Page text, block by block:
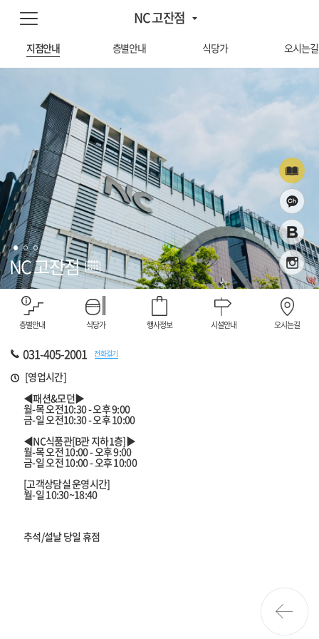
NC 고잔점
지점안내 층별안내 식당가 오시는길
NC 고잔점
층별안내 식당가 행사정보 시설안내 오시는길
031-405-2001 전화걸기
[영업시간]
◀패션&모던▶
월-목 오전10:30 - 오후 9:00
금-일 오전10:30 - 오후 10:00
◀NC식품관[B관 지하1층]▶
월-목 오전 10:00 - 오후 9:00
금-일 오전 10:00 - 오후 10:00
[고객상담실 운영시간]
월-일 10:30~18:40
추석/설날 당일 휴점